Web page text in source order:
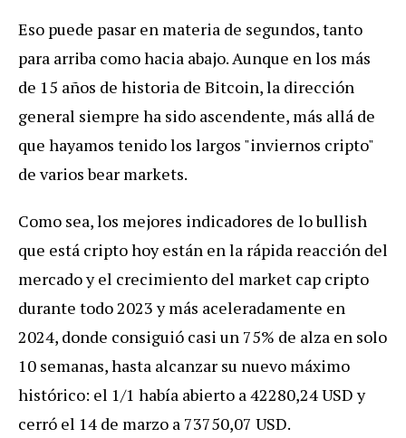
Eso puede pasar en materia de segundos, tanto
para arriba como hacia abajo. Aunque en los más
de 15 años de historia de Bitcoin, la dirección
general siempre ha sido ascendente, más allá de
que hayamos tenido los largos "inviernos cripto"
de varios bear markets.
Como sea, los mejores indicadores de lo bullish
que está cripto hoy están en la rápida reacción del
mercado y el crecimiento del market cap cripto
durante todo 2023 y más aceleradamente en
2024, donde consiguió casi un 75% de alza en solo
10 semanas, hasta alcanzar su nuevo máximo
histórico: el 1/1 había abierto a 42280,24 USD y
cerró el 14 de marzo a 73750,07 USD.